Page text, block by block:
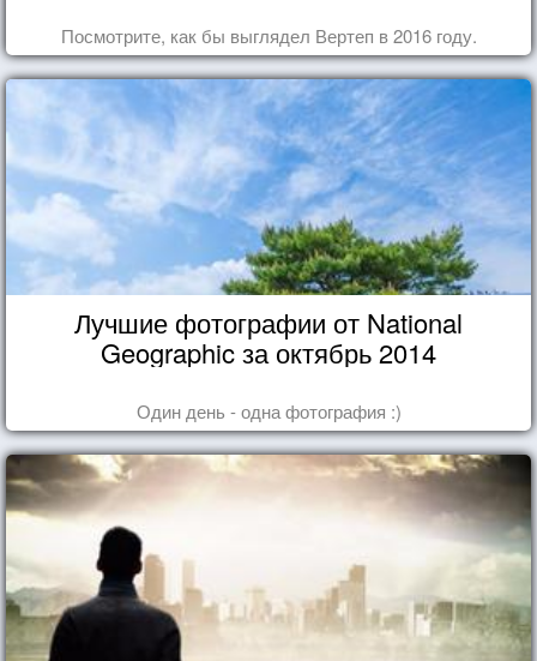
Посмотрите, как бы выглядел Вертеп в 2016 году.
Лучшие фотографии от National
Geographic за октябрь 2014
Один день - одна фотография :)